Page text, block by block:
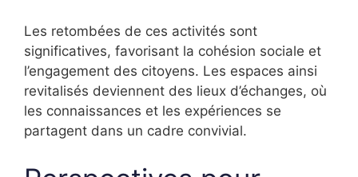
Les retombées de ces activités sont
significatives, favorisant la cohésion sociale et
l’engagement des citoyens. Les espaces ainsi
revitalisés deviennent des lieux d’échanges, où
les connaissances et les expériences se
partagent dans un cadre convivial.